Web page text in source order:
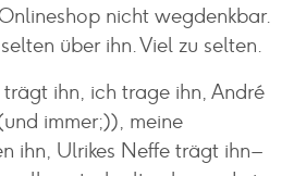
nicht wegdenkbar.
über ihn. Viel zu selten.
ihn, ich trage ihn, André
immer;)), meine
ihn, Ulrikes Neffe trägt ihn –